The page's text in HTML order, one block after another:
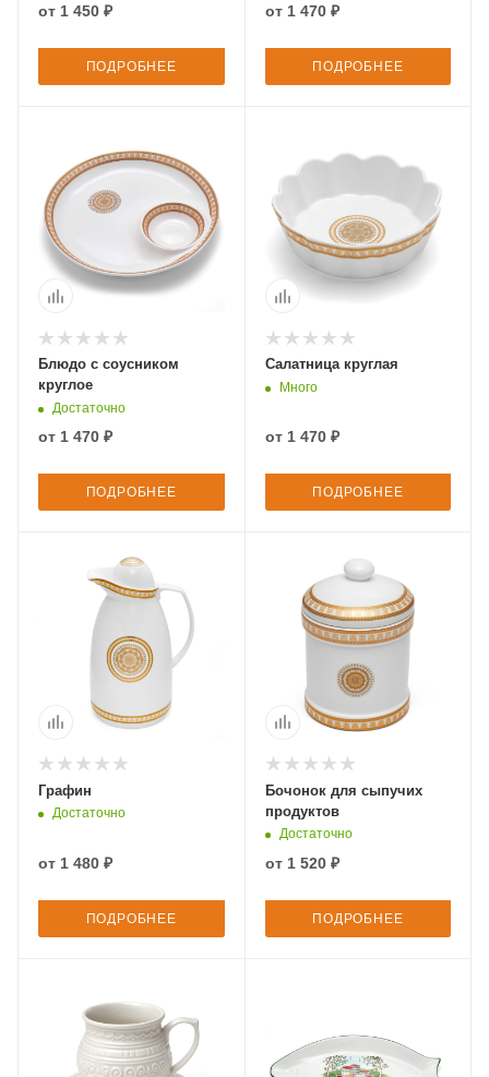
от 1 450 ₽
ПОДРОБНЕЕ
от 1 470 ₽
ПОДРОБНЕЕ
Блюдо с соусником
круглое
Достаточно
от 1 470 ₽
ПОДРОБНЕЕ
Салатница круглая
Много
от 1 470 ₽
ПОДРОБНЕЕ
Графин
Достаточно
от 1 480 ₽
ПОДРОБНЕЕ
Бочонок для сыпучих
продуктов
Достаточно
от 1 520 ₽
ПОДРОБНЕЕ